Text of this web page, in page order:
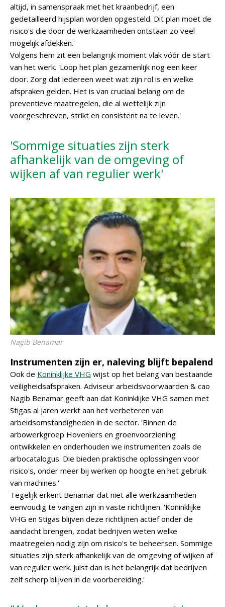
altijd, in samenspraak met het kraanbedrijf, een
gedetailleerd hijsplan worden opgesteld. Dit plan moet de
risico's die door de werkzaamheden ontstaan zo veel
mogelijk afdekken.'
Volgens hem zit een belangrijk moment vlak vóór de start
van het werk. 'Loop het plan gezamenlijk nog een keer
door. Zorg dat iedereen weet wat zijn rol is en welke
afspraken gelden. Het is van cruciaal belang om de
preventieve maatregelen, die al wettelijk zijn
voorgeschreven, strikt en consistent na te leven.'
'Sommige situaties zijn sterk
afhankelijk van de omgeving of
wijken af van regulier werk'
Nagib Benamar
Instrumenten zijn er, naleving blijft bepalend
Ook de Koninklijke VHG wijst op het belang van bestaande
veiligheidsafspraken. Adviseur arbeidsvoorwaarden & cao
Nagib Benamar geeft aan dat Koninklijke VHG samen met
Stigas al jaren werkt aan het verbeteren van
arbeidsomstandigheden in de sector. 'Binnen de
arbowerkgroep Hoveniers en groenvoorziening
ontwikkelen en onderhouden we instrumenten zoals de
arbocatalogus. Die bieden praktische oplossingen voor
risico's, onder meer bij werken op hoogte en het gebruik
van machines.'
Tegelijk erkent Benamar dat niet alle werkzaamheden
eenvoudig te vangen zijn in vaste richtlijnen. 'Koninklijke
VHG en Stigas blijven deze richtlijnen actief onder de
aandacht brengen, zodat bedrijven weten welke
maatregelen nodig zijn om risico's te beheersen. Sommige
situaties zijn sterk afhankelijk van de omgeving of wijken af
van regulier werk. Juist dan is het belangrijk dat bedrijven
zelf scherp blijven in de voorbereiding.'